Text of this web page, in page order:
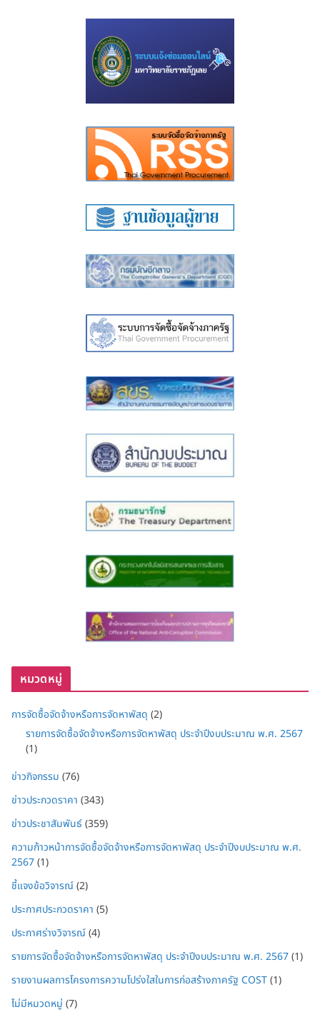
หมวดหมู่
การจัดซื้อจัดจ้างหรือการจัดหาพัสดุ (2)
รายการจัดซื้อจัดจ้างหรือการจัดหาพัสดุ ประจำปีงบประมาณ พ.ศ. 2567
(1)
ข่าวกิจกรรม (76)
ข่าวประกวดราคา (343)
ข่าวประชาสัมพันธ์(359)
ความก้าวหน้าการจัดซื้อจัดจ้างหรือการจัดหาพัสดุ ประจำปีงบประมาณ พ.ศ.
2567(1)
ชี้แจงข้อวิจารณ์(2)
ประกาศประกวดราคา (5)
ประกาศร่างวิจารณ์(4)
รายการจัดซื้อจัดจ้างหรือการจัดหาพัสดุ ประจำปีงบประมาณ พ.ศ. 2567(1)
รายงานผลการโครงการความโปร่งใสในการก่อสร้างภาครัฐ COST(1)
ไม่มีหมวดหมู่ (7)